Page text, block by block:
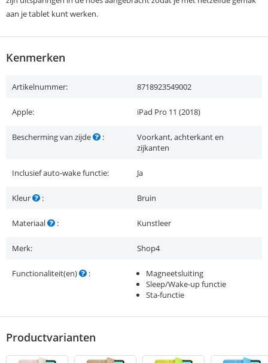
aan je tablet kunt werken.
Kenmerken
Artikelnummer: 8718923549002
Apple: iPad Pro 11 (2018)
Bescherming van zijde :
Voorkant, achterkant en
zijkanten
Inclusief auto-wake functie: Ja
Kleur : Bruin
Materiaal : Kunstleer
Merk: Shop4
Functionaliteit(en) :
Magneetsluiting
Sleep/Wake-up functie
Sta-functie
Productvarianten